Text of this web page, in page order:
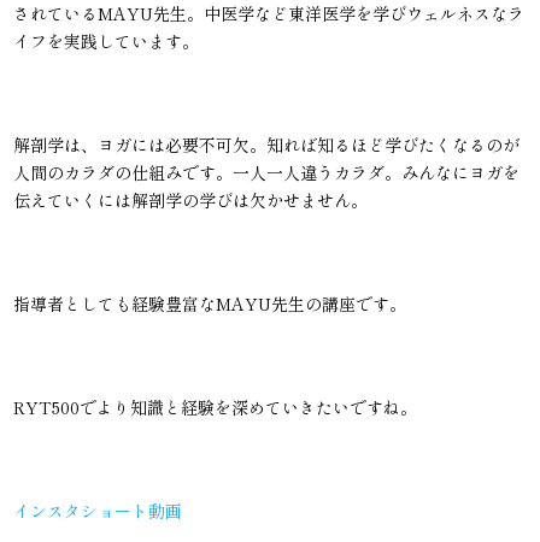
されているMAYU先生。中医学など東洋医学を学びウェルネスなラ
イフを実践しています。
解剖学は、ヨガには必要不可欠。知れば知るほど学びたくなるのが
人間のカラダの仕組みです。一人一人違うカラダ。みんなにヨガを
伝えていくには解剖学の学びは欠かせません。
指導者としても経験豊富なMAYU先生の講座です。
RYT500でより知識と経験を深めていきたいですね。
インスタショート動画